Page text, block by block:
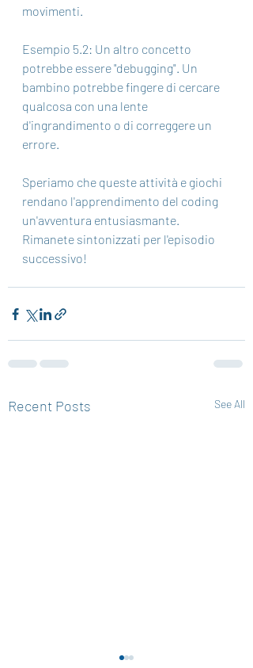
movimenti.
Esempio 5.2: Un altro concetto
potrebbe essere "debugging". Un
bambino potrebbe fingere di cercare
qualcosa con una lente
d'ingrandimento o di correggere un
errore.
Speriamo che queste attività e giochi
rendano l'apprendimento del coding
un'avventura entusiasmante.
Rimanete sintonizzati per l'episodio
successivo!
Recent Posts See All